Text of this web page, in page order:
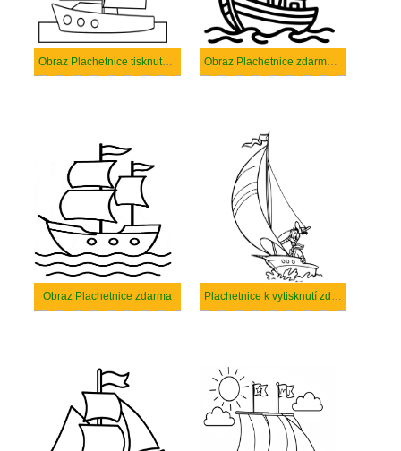
Obraz Plachetnice tisknutelné Obraz Plachetnice zdarma tisknutelné
Obraz Plachetnice zdarma Plachetnice k vytisknutí zdarma